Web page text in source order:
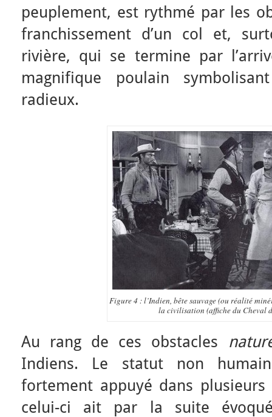
peuplement, est rythmé par les
franchissement d’un col et,
rivière, qui se termine par
magnifique poulain
radieux.
Figure 4 : l’Indien, bête sauvage (ou réalité
la civilisation (affiche du Cheval
Au rang de ces obstacles
Indiens. Le statut non
fortement appuyé dans
celui-ci ait par la suite